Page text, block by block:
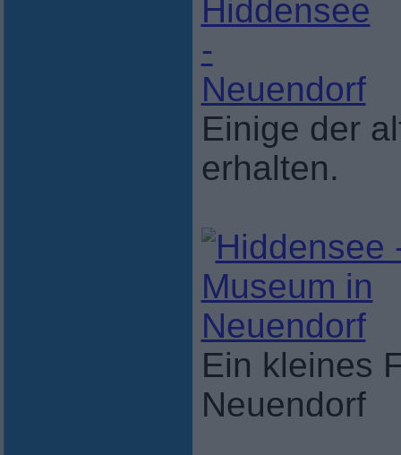
Einige der
erhalten.
Ein kleines
Neuendorf